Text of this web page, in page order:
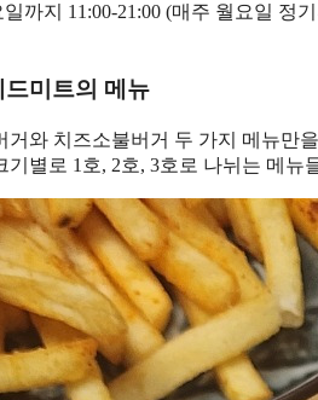
까지 11:00-21:00 (매주 월요일 정
미트의 메뉴
거와 치즈소불버거 두 가지 메뉴만
기별로 1호, 2호, 3호로 나뉘는 메